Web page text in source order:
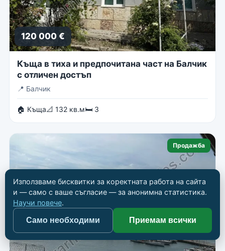
120 000 €
Къща в тиха и предпочитана част на Балчик
с отличен достъп
📍 Балчик
🏠 Къща📐 132 кв.м🛏 3
Продажба
Използваме бисквитки за коректната работа на сайта
и — само с ваше съгласие — за анонимна статистика.
Научи повече.
Само необходими Приемам всички